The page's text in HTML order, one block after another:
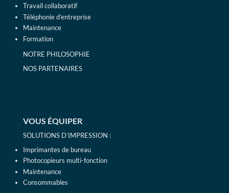
Travail collaboratif
Téléphonie d’entreprise
Maintenance
Formation
NOTRE PHILOSOPHIE
NOS PARTENAIRES
VOUS ÉQUIPER
SOLUTIONS D’IMPRESSION :
Imprimantes de bureau
Photocopieurs multi-fonction
Maintenance
Consommables